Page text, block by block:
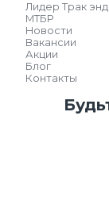
Лидер Трак
МТБР
Новости
Вакансии
Акции
Блог
Контакты